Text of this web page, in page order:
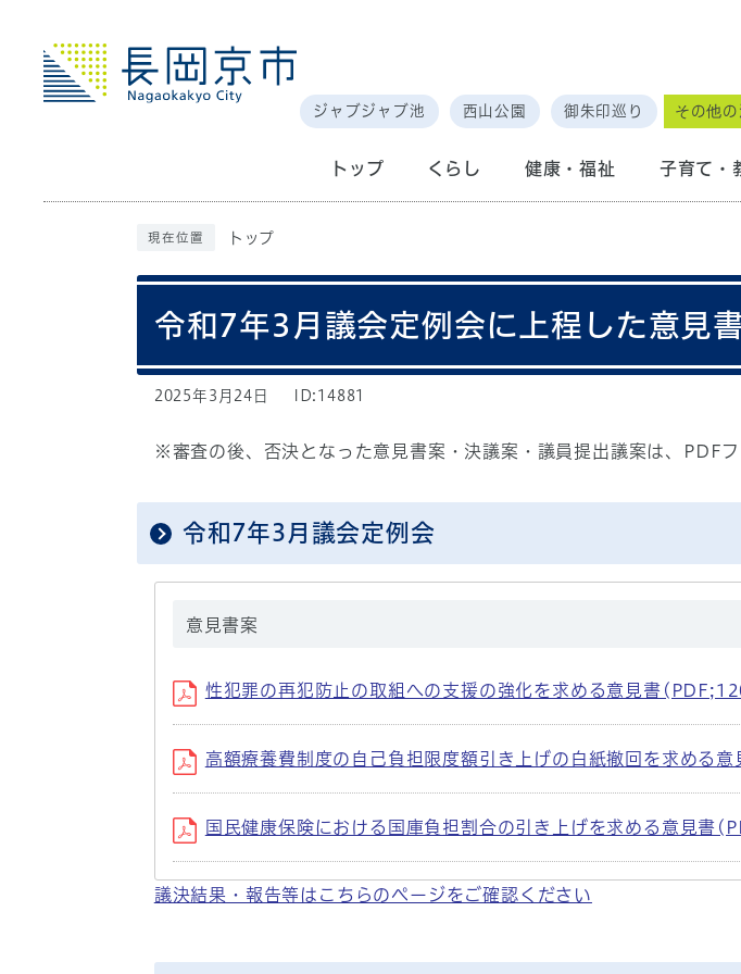
ジャブジャブ池 西山公園 御朱印巡り その他
トップ くらし 健康・福祉 子育て・
現在位置 トップ
令和7年3月議会定例会に上程した意見
2025年3月24日 ID:14881
※審査の後、否決となった意見書案・決議案・議員提出議案は、PDF
令和7年3月議会定例会
意見書案
性犯罪の再犯防止の取組への支援の強化を求める意見書
高額療養費制度の自己負担限度額引き上げの白紙撤回を求める
国民健康保険における国庫負担割合の引き上げを求める意見書
議決結果・報告等はこちらのページをご確認ください